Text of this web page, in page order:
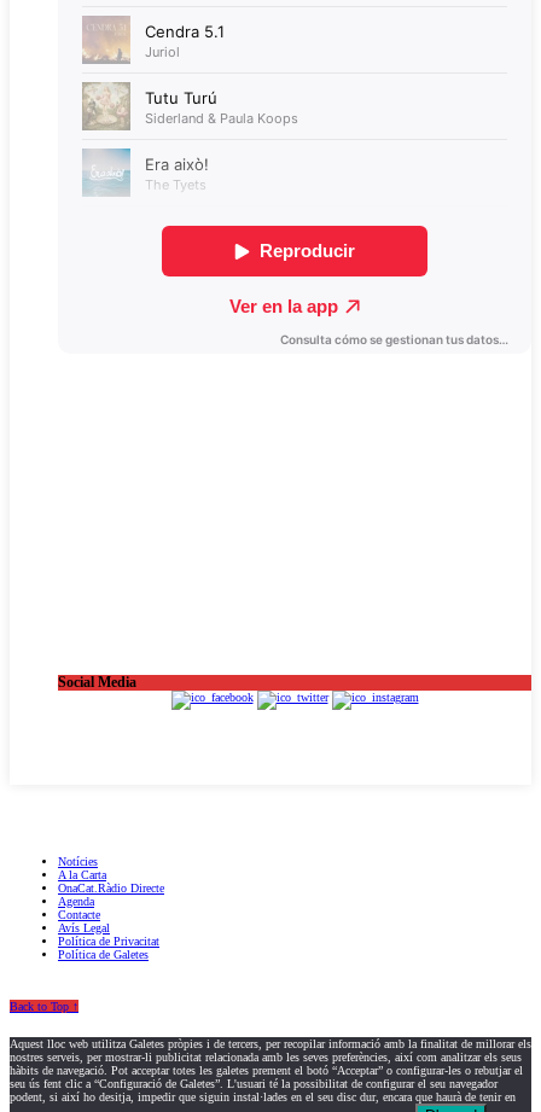
Social Media
Notícies
A la Carta
OnaCat.Ràdio Directe
Agenda
Contacte
Avís Legal
Política de Privacitat
Política de Galetes
Back to Top ↑
Aquest lloc web utilitza Galetes pròpies i de tercers, per recopilar informació amb la finalitat de millorar els
nostres serveis, per mostrar-li publicitat relacionada amb les seves preferències, així com analitzar els seus
hàbits de navegació. Pot acceptar totes les galetes prement el botó “Acceptar” o configurar-les o rebutjar el
seu ús fent clic a “Configuració de Galetes”. L'usuari té la possibilitat de configurar el seu navegador
podent, si així ho desitja, impedir que siguin instal·lades en el seu disc dur, encara que haurà de tenir en